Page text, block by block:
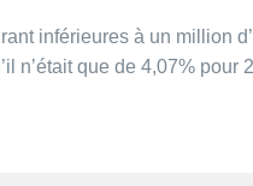
inférieures à un million
n’était que de 4,07% pour